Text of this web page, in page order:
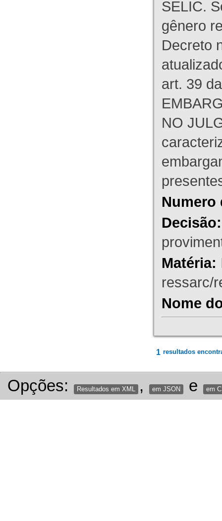
SELIC.
gênero
Decreto
art. 39
NO
Numero
Decisão:
Matéria:
ressarc/
Nome
1 resultados
Opções: Resultados em XML , em JSON e em